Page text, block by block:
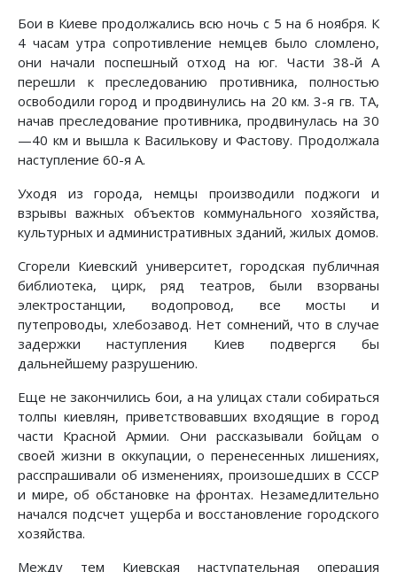
Бои в Киеве продолжались всю ночь с 5 на 6 ноября. К
4 часам утра сопротивление немцев было сломлено,
они начали поспешный отход на юг. Части 38-й А
перешли к преследованию противника, полностью
освободили город и продвинулись на 20 км. 3-я гв. ТА,
начав преследование противника, продвинулась на 30
—40 км и вышла к Василькову и Фастову. Продолжала
наступление 60-я А.
Уходя из города, немцы производили поджоги и
взрывы важных объектов коммунального хозяйства,
культурных и административных зданий, жилых домов.
Сгорели Киевский университет, городская публичная
библиотека, цирк, ряд театров, были взорваны
электростанции, водопровод, все мосты и
путепроводы, хлебозавод. Нет сомнений, что в случае
задержки наступления Киев подвергся бы
дальнейшему разрушению.
Еще не закончились бои, а на улицах стали собираться
толпы киевлян, приветствовавших входящие в город
части Красной Армии. Они рассказывали бойцам о
своей жизни в оккупации, о перенесенных лишениях,
расспрашивали об изменениях, произошедших в СССР
и мире, об обстановке на фронтах. Незамедлительно
начался подсчет ущерба и восстановление городского
хозяйства.
Между тем Киевская наступательная операция